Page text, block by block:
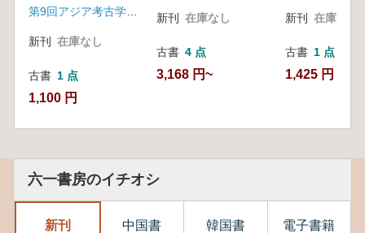
新刊 在庫なし
古書 1 点
1,100 円
新刊 在庫なし
古書 4 点
3,168 円~
新刊 在庫なし
古書 1 点
1,425 円
六一書房のイチオシ
新刊 中国書 韓国書 電子書籍